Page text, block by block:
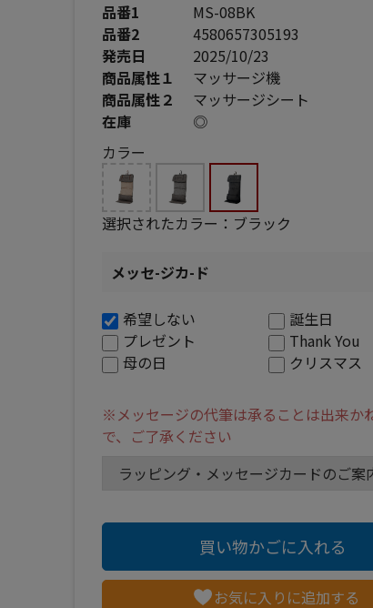
品番1
MS-08BK
品番2
4580657305193
発売日
2025/10/23
商品属性１
マッサージ機
商品属性２
マッサージシート
在庫
◎
メッセ-ジカ-ド
希望しない
誕生日
プレゼント
Thank You
母の日
クリスマス
※メッセージの代筆は承ることは出来か
で、ご了承ください
ラッピング・メッセージカードのご案
カラー
選択されたカラー：ブラック
買い物かごに入れる
お気に入りに追加する